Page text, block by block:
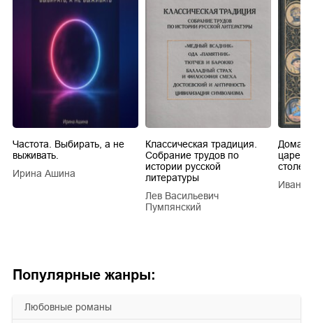
Популярные жанры:
любовные романы
Частота. Выбирать, а не
выживать.
Ирина Ашина
Классическая традиция.
Собрание трудов по
истории русской
литературы
Лев Васильевич
Пумпянский
царей
Иван